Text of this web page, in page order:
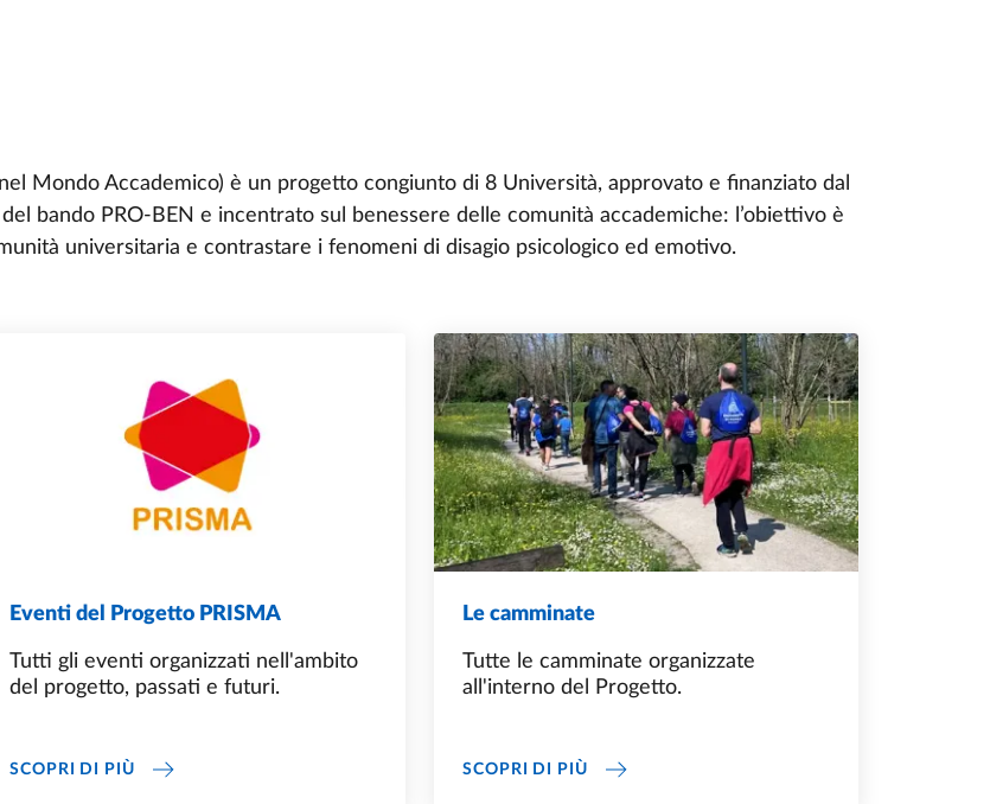
Mondo Accademico) è un progetto congiunto di 8 Università, approvato e finanziato dal
bando PRO-BEN e incentrato sul benessere delle comunità accademiche: l’obiettivo è
universitaria e contrastare i fenomeni di disagio psicologico ed emotivo.
Eventi del Progetto PRISMA
Tutti gli eventi organizzati nell'ambito
del progetto, passati e futuri.
SCOPRI DI PIÙEVENTI DEL PROGETTO PRISMA
Le camminate
Tutte le camminate organizzate
all'interno del Progetto.
SCOPRI DI PIÙLE CAMMINATE